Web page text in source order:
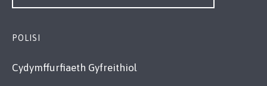
POLISI
Cydymffurfiaeth Gyfreithiol